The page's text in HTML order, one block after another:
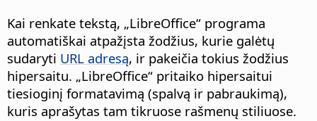
Kai renkate tekstą, „LibreOffice“ programa
automatiškai atpažįsta žodžius, kurie galėtų
sudaryti URL adresą, ir pakeičia tokius žodžius
hipersaitu. „LibreOffice“ pritaiko hipersaitui
tiesioginį formatavimą (spalvą ir pabraukimą),
kuris aprašytas tam tikruose rašmenų stiliuose.